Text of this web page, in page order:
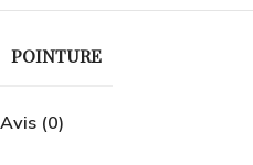
POINTURE
Avis (0)